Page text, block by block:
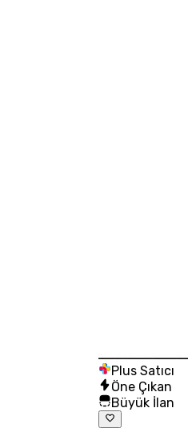
Plus Satıcı
Öne Çıkan
Büyük İlan